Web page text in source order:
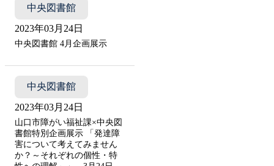
中央図書館
2023年03月24日
中央図書館 4月企画展示
中央図書館
2023年03月24日
山口市障がい福祉課×中央図
書館特別企画展示 「発達障
害について考えてみません
か？～それぞれの個性・特